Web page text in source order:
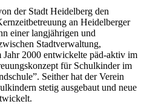
der Stadt Heidelberg den
an Heidelberger
einer langjährigen und
Stadtverwaltung,
2000 entwickelte päd-aktiv im
für Schulkinder im
Seither hat der Verein
stetig ausgebaut und neue